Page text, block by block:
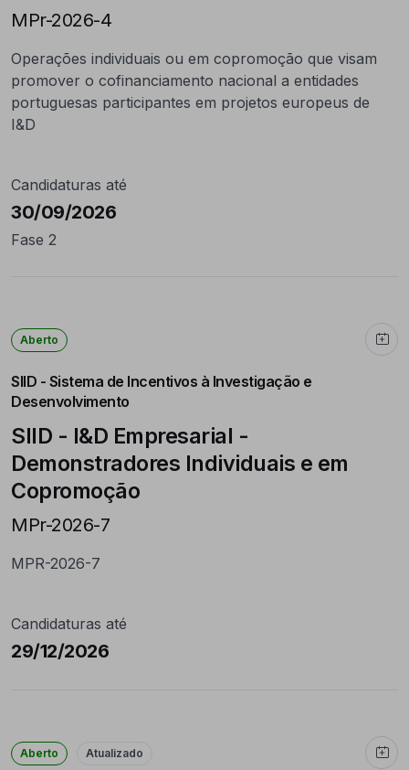
MPr-2026-4
Operações individuais ou em copromoção que visam
promover o cofinanciamento nacional a entidades
portuguesas participantes em projetos europeus de
I&D
Candidaturas até
30/09/2026
Fase 2
Aberto
SIID - Sistema de Incentivos à Investigação e
Desenvolvimento
SIID - I&D Empresarial -
Demonstradores Individuais e em
Copromoção
MPr-2026-7
MPR-2026-7
Candidaturas até
29/12/2026
Aberto Atualizado